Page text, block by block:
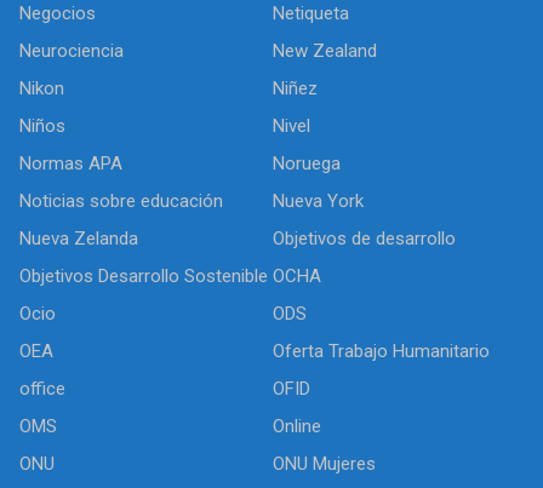
Negocios
Netiqueta
Neurociencia
New Zealand
Nikon
Niñez
Niños
Nivel
Normas APA
Noruega
Noticias sobre educación
Nueva York
Nueva Zelanda
Objetivos de desarrollo
Objetivos Desarrollo Sostenible OCHA
Ocio
ODS
OEA
Oferta Trabajo Humanitario
office
OFID
OMS
Online
ONU
ONU Mujeres